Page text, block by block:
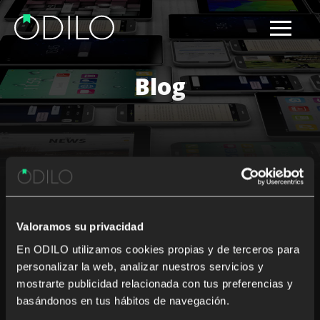
Valoramos su privacidad
En ODILO utilizamos cookies propias y de terceros para
personalizar la web, analizar nuestros servicios y
mostrarte publicidad relacionada con tus preferencias y
basándonos en tus hábitos de navegación.
Blog
Nothing Found
It seems we can’t find what you’re looking for. Perhaps
searching can help.